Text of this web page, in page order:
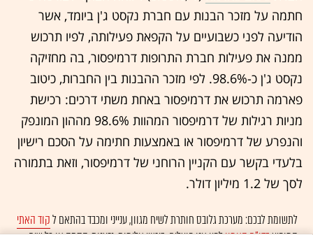
חתמה על מזכר הבנות עם חברת נקסט ג'ן ביומד, אשר
הודיעה לפני כשבועיים על הקפאת פעילותה, לפיו תרכוש
ממנה את פעילות חברת התרופות דרמיפסור, בה מחזיקה
נקסט ג'ן כ-98.6%. לפי מזכר ההבנות בין החברות, כיטוב
פארמה תרכוש את דרמיפסור באחת משתי דרכים: רכישת
מניות רגילות של דרמיפסור המהוות 98.6% מההון המונפק
והנפרע של דרמיפסור או באמצעות חתימה על הסכם רישיון
בלעדי בקשר עם הקניין הרוחני של דרמיפסור, וזאת בתמורה
לסך של 1.2 מיליון דולר.
לתשומת לבכם: מערכת גלובס חותרת לשיח מגוון, ענייני ומכבד בהתאם לקוד האתי